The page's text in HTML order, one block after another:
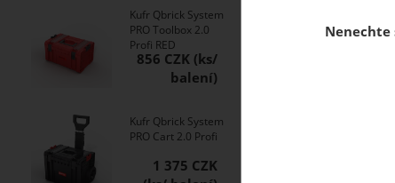
MDF stěnové
Kufr Qbrick System
PRO Toolbox 2.0
Profi RED
856 CZK
Kufr Qbrick System
PRO Cart 2.0 Profi
1 375 CZK